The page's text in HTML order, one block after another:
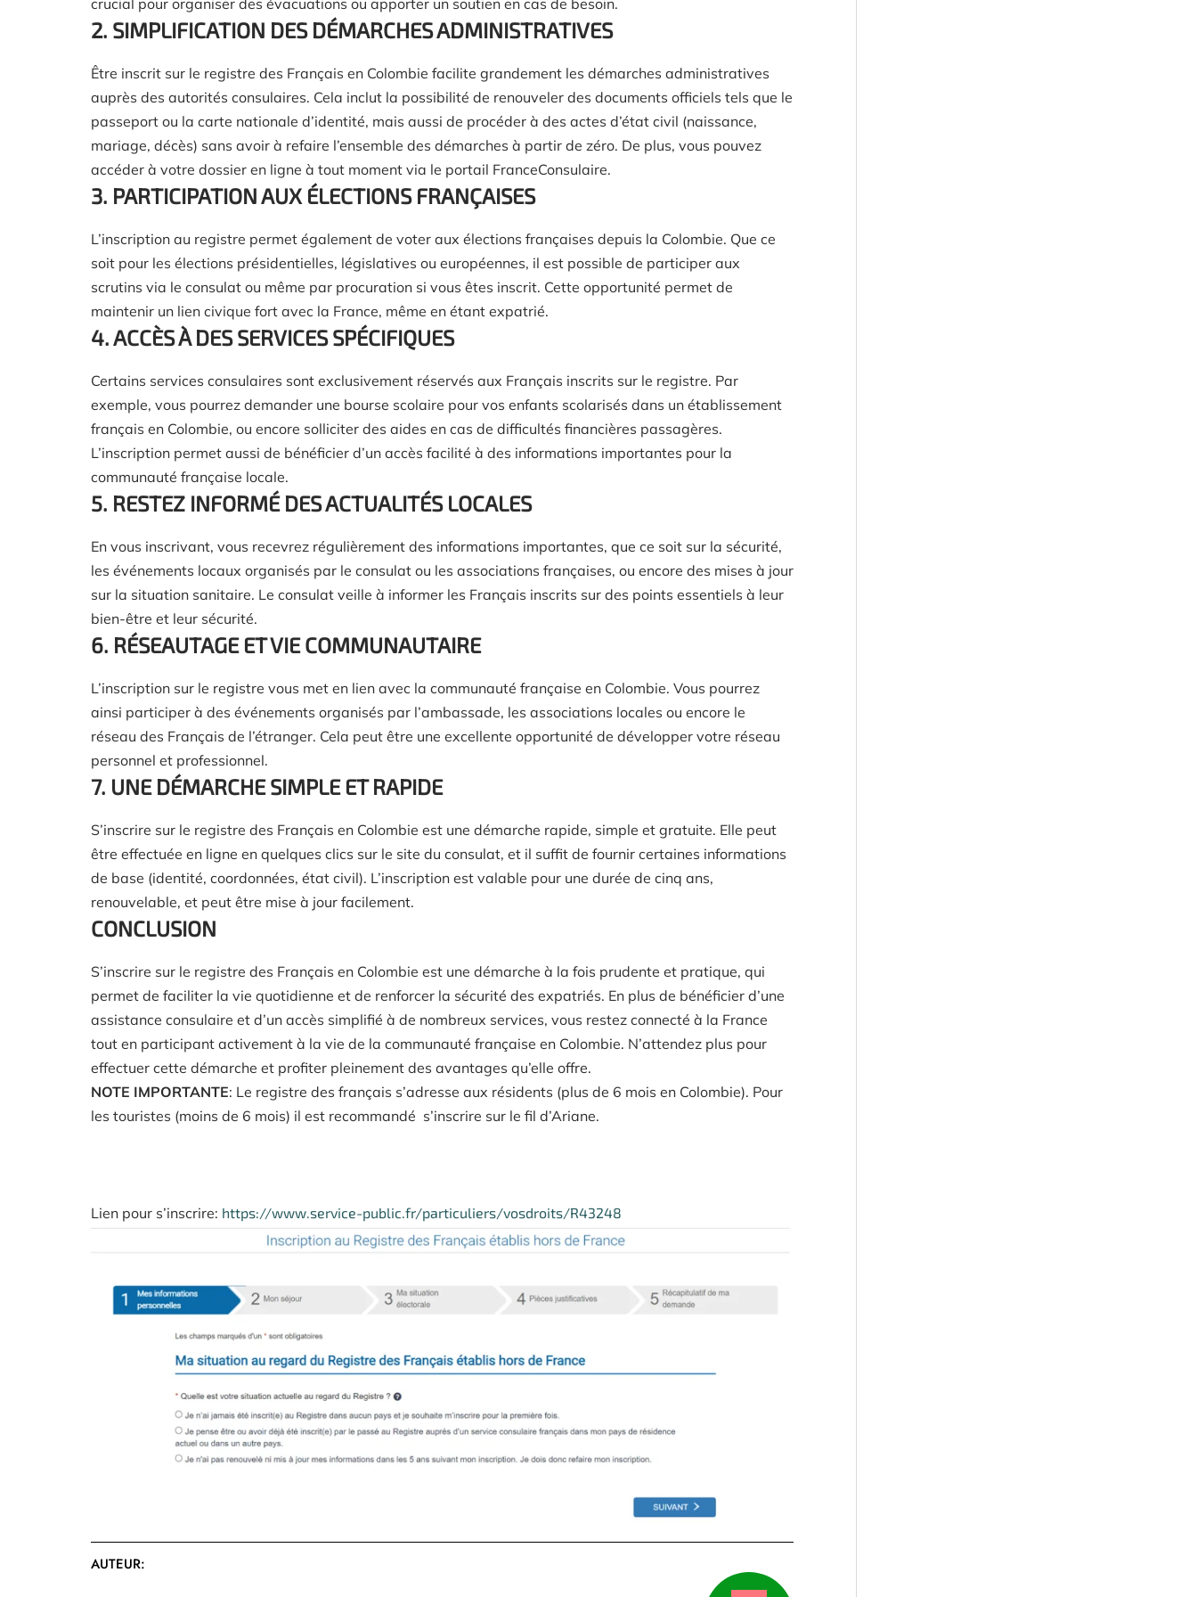
2. SIMPLIFICATION DES DÉMARCHES ADMINISTRATIVES
Être inscrit sur le registre des Français en Colombie facilite grandement les démarches administratives
auprès des autorités consulaires. Cela inclut la possibilité de renouveler des documents officiels tels que le
passeport ou la carte nationale d’identité, mais aussi de procéder à des actes d’état civil (naissance,
mariage, décès) sans avoir à refaire l’ensemble des démarches à partir de zéro. De plus, vous pouvez
accéder à votre dossier en ligne à tout moment via le portail FranceConsulaire.
3. PARTICIPATION AUX ÉLECTIONS FRANÇAISES
L’inscription au registre permet également de voter aux élections françaises depuis la Colombie. Que ce
soit pour les élections présidentielles, législatives ou européennes, il est possible de participer aux
scrutins via le consulat ou même par procuration si vous êtes inscrit. Cette opportunité permet de
maintenir un lien civique fort avec la France, même en étant expatrié.
4. ACCÈS À DES SERVICES SPÉCIFIQUES
Certains services consulaires sont exclusivement réservés aux Français inscrits sur le registre. Par
exemple, vous pourrez demander une bourse scolaire pour vos enfants scolarisés dans un établissement
français en Colombie, ou encore solliciter des aides en cas de difficultés financières passagères.
L’inscription permet aussi de bénéficier d’un accès facilité à des informations importantes pour la
communauté française locale.
5. RESTEZ INFORMÉ DES ACTUALITÉS LOCALES
En vous inscrivant, vous recevrez régulièrement des informations importantes, que ce soit sur la sécurité,
les événements locaux organisés par le consulat ou les associations françaises, ou encore des mises à jour
sur la situation sanitaire. Le consulat veille à informer les Français inscrits sur des points essentiels à leur
bien-être et leur sécurité.
6. RÉSEAUTAGE ET VIE COMMUNAUTAIRE
L’inscription sur le registre vous met en lien avec la communauté française en Colombie. Vous pourrez
ainsi participer à des événements organisés par l’ambassade, les associations locales ou encore le
réseau des Français de l’étranger. Cela peut être une excellente opportunité de développer votre réseau
personnel et professionnel.
7. UNE DÉMARCHE SIMPLE ET RAPIDE
S’inscrire sur le registre des Français en Colombie est une démarche rapide, simple et gratuite. Elle peut
être effectuée en ligne en quelques clics sur le site du consulat, et il suffit de fournir certaines informations
de base (identité, coordonnées, état civil). L’inscription est valable pour une durée de cinq ans,
renouvelable, et peut être mise à jour facilement.
CONCLUSION
S’inscrire sur le registre des Français en Colombie est une démarche à la fois prudente et pratique, qui
permet de faciliter la vie quotidienne et de renforcer la sécurité des expatriés. En plus de bénéficier d’une
assistance consulaire et d’un accès simplifié à de nombreux services, vous restez connecté à la France
tout en participant activement à la vie de la communauté française en Colombie. N’attendez plus pour
effectuer cette démarche et profiter pleinement des avantages qu’elle offre.
NOTE IMPORTANTE: Le registre des français s’adresse aux résidents (plus de 6 mois en Colombie). Pour
les touristes (moins de 6 mois) il est recommandé s’inscrire sur le fil d’Ariane.
Lien pour s’inscrire: https://www.service-public.fr/particuliers/vosdroits/R43248
AUTEUR: